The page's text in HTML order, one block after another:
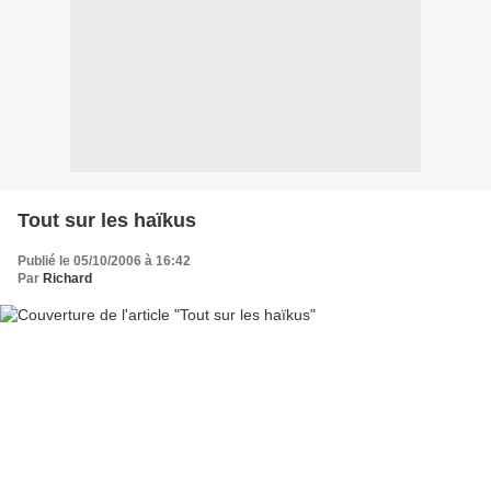
Tout sur les haïkus
Publié le 05/10/2006 à 16:42
Par Richard